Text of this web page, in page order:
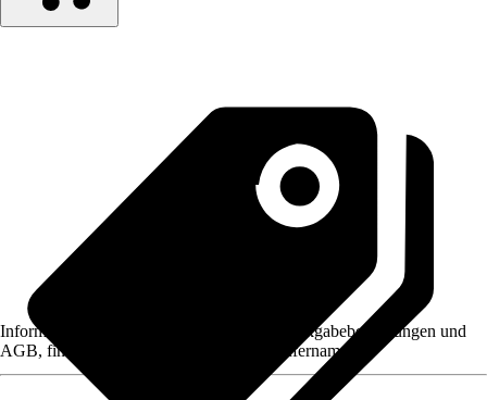
Informationen des Verkäufers, wie z. B. Rückgabebedingungen und
AGB, finden Sie bei Klick auf den Verkäufernamen.